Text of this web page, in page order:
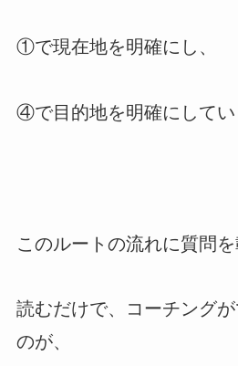
①で現在地を明確にし、
④で目的地を明確にしてい
このルートの流れに質問を
読むだけで、コーチング
のが、